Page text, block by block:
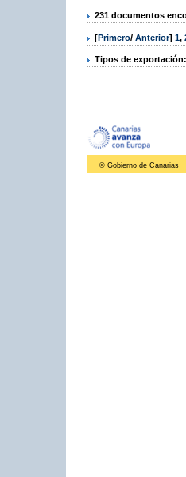
231 documentos
[Primero/ Anterior] 1,
Tipos de exportación:
© Gobierno de Canarias